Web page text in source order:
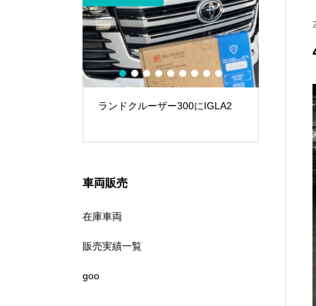
ランドクルーザー300にIGLA2
ランド
2をお取
1 2 3 4 5 6 7 8 9
車両販売
在庫車両
販売実績一覧
goo